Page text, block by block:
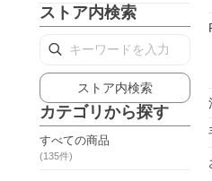
ストア内検索
ストア内検索
カテゴリから探す
すべての商品
(135件)